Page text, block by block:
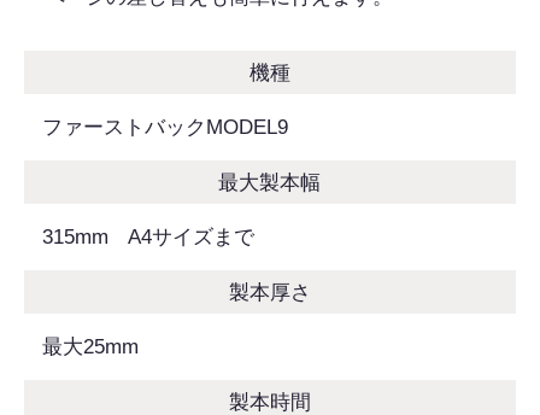
機種
ファーストバックMODEL9
最大製本幅
315mm A4サイズまで
製本厚さ
最大25mm
製本時間